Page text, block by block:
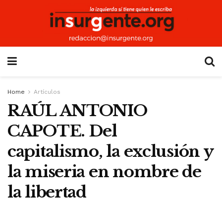
Home Artículos
RAÚL ANTONIO
CAPOTE. Del
capitalismo, la exclusión y
la miseria en nombre de
la libertad